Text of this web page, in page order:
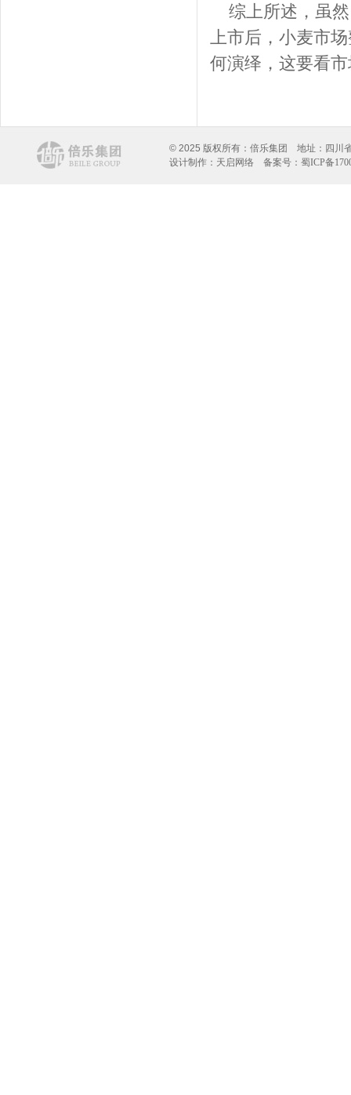
综上所述，虽然
上市后，小麦市
何演绎，这要看
© 2025 版权所有：倍乐集团 地址：四川
设计制作： 天启网络 备案号： 蜀ICP备